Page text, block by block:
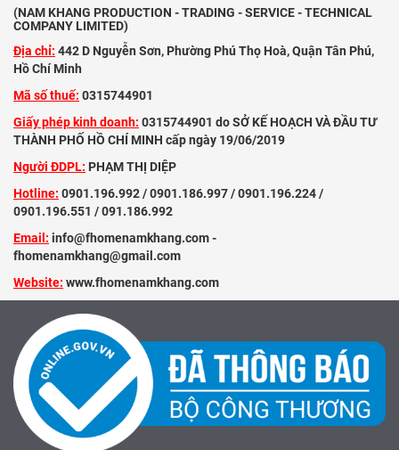
(NAM KHANG PRODUCTION - TRADING - SERVICE - TECHNICAL
COMPANY LIMITED)
Địa chỉ: 442 D Nguyễn Sơn, Phường Phú Thọ Hoà, Quận Tân Phú,
Hồ Chí Minh
Mã số thuế: 0315744901
Giấy phép kinh doanh: 0315744901 do SỞ KẾ HOẠCH VÀ ĐẦU TƯ
THÀNH PHỐ HỒ CHÍ MINH cấp ngày 19/06/2019
Người ĐDPL: PHẠM THỊ DIỆP
Hotline: 0901.196.992 / 0901.186.997 / 0901.196.224 /
0901.196.551 / 091.186.992
Email: info@fhomenamkhang.com -
fhomenamkhang@gmail.com
Website: www.fhomenamkhang.com